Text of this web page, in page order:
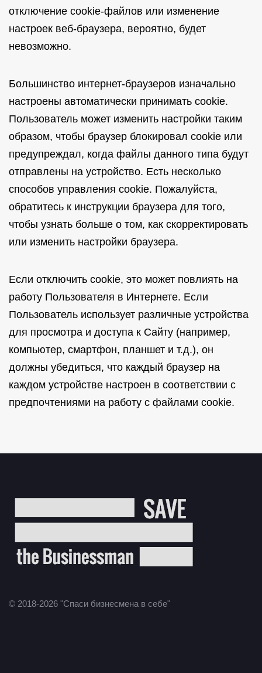
отключение cookie-файлов или изменение
настроек веб-браузера, вероятно, будет
невозможно.
Большинство интернет-браузеров изначально
настроены автоматически принимать cookie.
Пользователь может изменить настройки таким
образом, чтобы браузер блокировал cookie или
предупреждал, когда файлы данного типа будут
отправлены на устройство. Есть несколько
способов управления cookie. Пожалуйста,
обратитесь к инструкции браузера для того,
чтобы узнать больше о том, как скорректировать
или изменить настройки браузера.
Если отключить cookie, это может повлиять на
работу Пользователя в Интернете. Если
Пользователь использует различные устройства
для просмотра и доступа к Сайту (например,
компьютер, смартфон, планшет и т.д.), он
должны убедиться, что каждый браузер на
каждом устройстве настроен в соответствии с
предпочтениями на работу с файлами cookie.
© 2018-2026 "Спаси бизнесмена в себе"